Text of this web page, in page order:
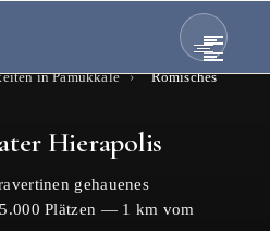
in Pamukkale ›
Römisches
Hierapolis
gehauenes
Plätzen — 1 km vom